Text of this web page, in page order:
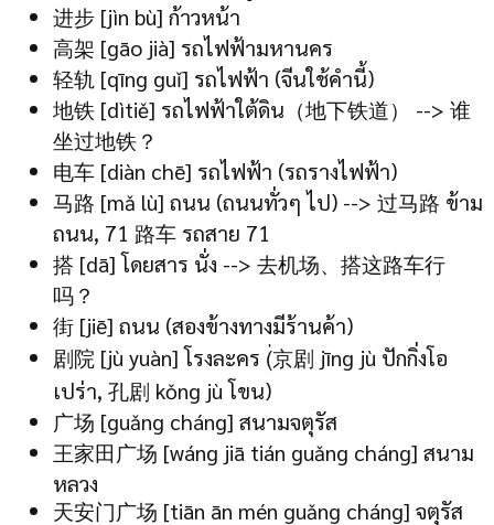
进步 [jìn bù] ก้าวหน้า
高架 [gāo jià] รถไฟฟ้ามหานคร
轻轨 [qīng guǐ] รถไฟฟ้า (จีนใช้คำนี้)
地铁 [dìtiě] รถไฟฟ้าใต้ดิน（地下铁道） --> 谁
坐过地铁？
电车 [diàn chē] รถไฟฟ้า (รถรางไฟฟ้า)
马路 [mǎ lù] ถนน (ถนนทั่วๆ ไป) --> 过马路 ข้าม
ถนน, 71 路车 รถสาย 71
搭 [dā] โดยสาร นั่ง --> 去机场、搭这路车行
吗？
街 [jiē] ถนน (สองข้างทางมีร้านค้า)
剧院 [jù yuàn] โรงละคร (่京剧 jīng jù ปักกิ่งโอ
เปร่า, 孔剧 kǒng jù โขน)
广场 [guǎng cháng] สนามจตุรัส
王家田广场 [wáng jiā tián guǎng cháng] สนาม
หลวง
天安门广场 [tiān ān mén guǎng cháng] จตุรัส